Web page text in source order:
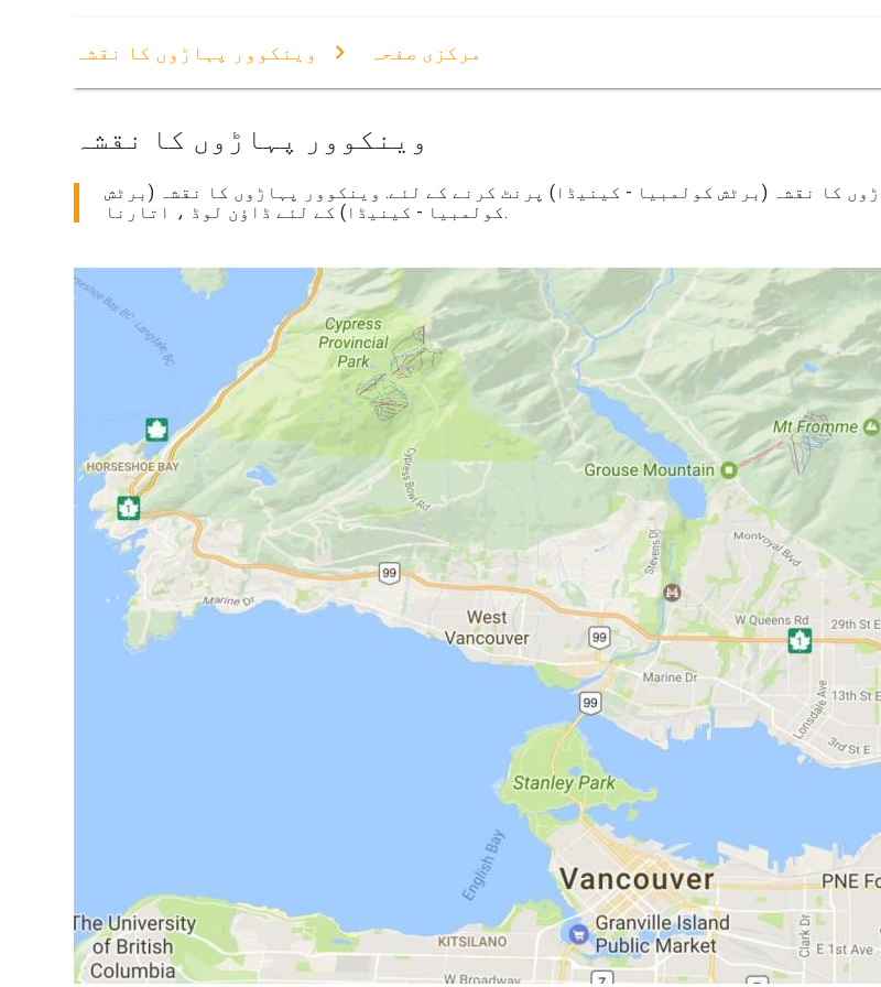
مرکزی صفحہ وینکوور پہاڑوں کا نقشہ
وینکوور پہاڑوں کا نقشہ
کا نقشہ (برٹش کولمبیا - کینیڈا) پرنٹ کرنے کے لئے. وینکوور پہاڑوں کا نقشہ (برٹش
کولمبیا - کینیڈا) کے لئے ڈاؤن لوڈ ، اتارنا.